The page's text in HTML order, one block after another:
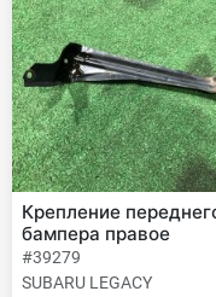
Крепление
бампера правое
#39279
SUBARU LEGACY